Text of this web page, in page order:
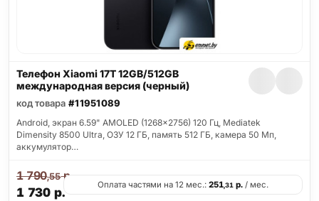
Телефон Xiaomi 17T 12GB/512GB
международная версия (черный)
код товара #11951089
Android, экран 6.59" AMOLED (1268x2756) 120 Гц, Mediatek
Dimensity 8500 Ultra, ОЗУ 12 ГБ, память 512 ГБ, камера 50 Мп,
аккумулятор…
1 730 р.
1 790,55р.
Оплата частями на 12 мес.: 251,31 р. / мес.